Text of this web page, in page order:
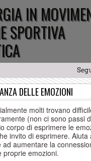
IN
SPORTIVA
DELLE EMOZIONI
molti trovano
(non ci sono passi
corpo di esprimere le
invito di esprimere. Aiuta
aumentare la
proprie emozioni.